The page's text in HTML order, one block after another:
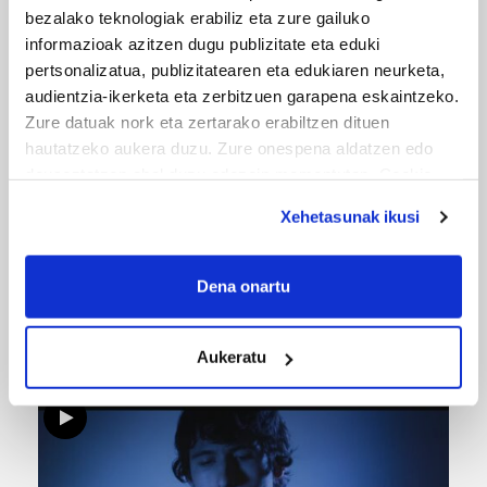
bezalako teknologiak erabiliz eta zure gailuko
informazioak azitzen dugu publizitate eta eduki
pertsonalizatua, publizitatearen eta edukiaren neurketa,
audientzia-ikerketa eta zerbitzuen garapena eskaintzeko.
Zure datuak nork eta zertarako erabiltzen dituen
hautatzeko aukera duzu. Zure onespena aldatzen edo
If you allow, we would also like to:
Collect information about your geographical
Identify your device by actively scanning it for
specific characteristics (fingerprinting)
Find out more about how your personal data is processed
and set your preferences in the details section
Xehetasunak ikusi
Dena onartu
Aukeratu
ERREPORTAJEAK
URBIAKO FESTA
Urbiako zelaiak erromeria leku